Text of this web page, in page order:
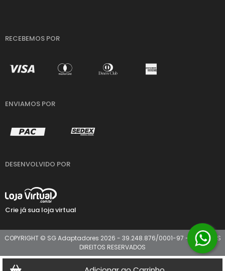
RECEBEMOS POR
ENVIAMOS POR
DESENVOLVIDO POR
Crie já sua loja virtual
COPYRIGHT © SG Adaptadores 2026 - 39.248.876/0001-97 - TODOS OS
DIREITOS RESERVADOS